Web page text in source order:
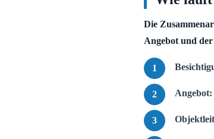
Die
Angebot und
Angebot: